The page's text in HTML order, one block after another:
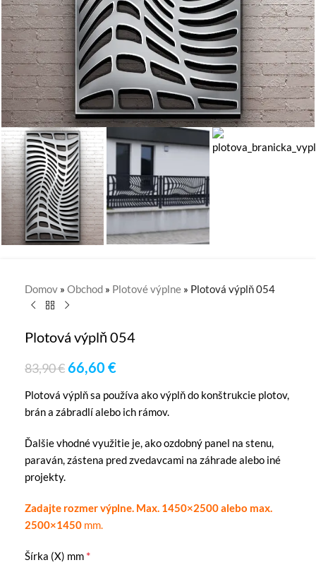
Domov » Obchod » Plotové výplne » Plotová výplň 054
Plotová výplň 054
83,90€66,60 €
Plotová výplň sa používa ako výplň do konštrukcie plotov,
brán a zábradlí alebo ich rámov.
Ďalšie vhodné využitie je, ako ozdobný panel na stenu,
paraván, zástena pred zvedavcami na záhrade alebo iné
projekty.
Zadajte rozmer výplne. Max. 1450×2500 alebo max.
2500×1450 mm.
Šírka (X) mm *